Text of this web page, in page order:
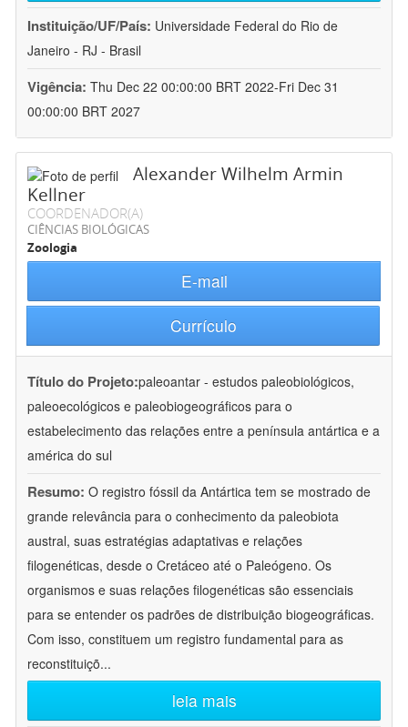
Instituição/UF/País: Universidade Federal do Rio de
Janeiro - RJ - Brasil
Vigência: Thu Dec 22 00:00:00 BRT 2022-Fri Dec 31
00:00:00 BRT 2027
Alexander Wilhelm Armin
Kellner
COORDENADOR(A)
CIÊNCIAS BIOLÓGICAS
Zoologia
E-mail
Currículo
Título do Projeto:paleoantar - estudos paleobiológicos,
paleoecológicos e paleobiogeográficos para o
estabelecimento das relações entre a península antártica e a
américa do sul
Resumo: O registro fóssil da Antártica tem se mostrado de
grande relevância para o conhecimento da paleobiota
austral, suas estratégias adaptativas e relações
filogenéticas, desde o Cretáceo até o Paleógeno. Os
organismos e suas relações filogenéticas são essenciais
para se entender os padrões de distribuição biogeográficas.
Com isso, constituem um registro fundamental para as
reconstituiçõ...
leia mais